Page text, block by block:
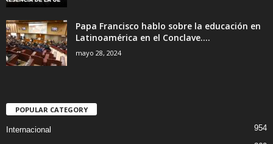
Papa Francisco hablo sobre la educación en
Latinoamérica en el Conclave....
mayo 28, 2024
POPULAR CATEGORY
Internacional 954